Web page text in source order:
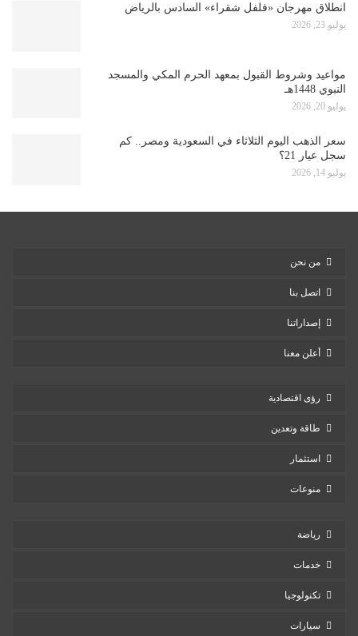
انطلاق مهرجان «فلفل شقراء» السادس بالرياض
يوليو 23, 2026
مواعيد وشروط القبول بمعهد الحرم المكي والمسجد
النبوي 1448هـ
يوليو 20, 2026
سعر الذهب اليوم الثلاثاء في السعودية ومصر.. كم
سجل عيار 21؟
يوليو 14, 2026
من نحن
اتصل بنا
إصداراتنا
أعلن معنا
رؤى اقتصادية
طاقة وتعدين
استثمار
منوعات
رياضة
خدمات
تكنولوجيا
سيارات